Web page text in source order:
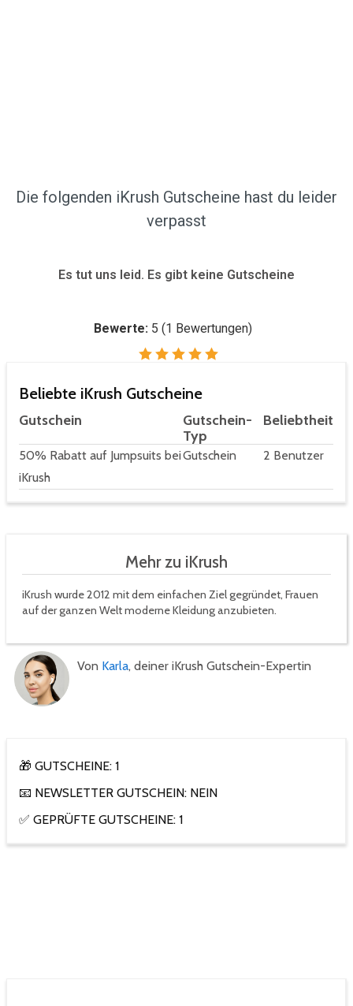
Die folgenden iKrush Gutscheine hast du leider
verpasst
Es tut uns leid. Es gibt keine Gutscheine
Bewerte: 5 (1 Bewertungen)
Beliebte iKrush Gutscheine
Gutschein
Gutschein-
Typ
Beliebtheit
50% Rabatt auf Jumpsuits bei
iKrush
Gutschein 2 Benutzer
Mehr zu iKrush
iKrush wurde 2012 mit dem einfachen Ziel gegründet, Frauen
auf der ganzen Welt moderne Kleidung anzubieten.
Von Karla, deiner iKrush Gutschein-Expertin
🎁 GUTSCHEINE: 1
📧 NEWSLETTER GUTSCHEIN: NEIN
✅ GEPRÜFTE GUTSCHEINE: 1